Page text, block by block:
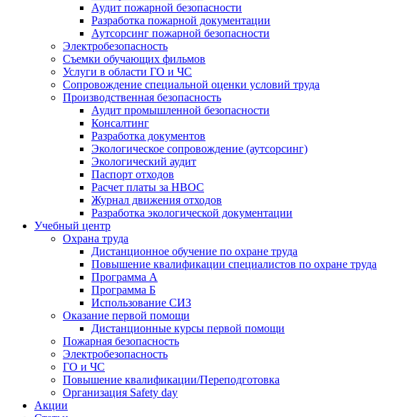
Аудит пожарной безопасности
Разработка пожарной документации
Аутсорсинг пожарной безопасности
Электробезопасность
Съемки обучающих фильмов
Услуги в области ГО и ЧС
Сопровождение специальной оценки условий труда
Производственная безопасность
Аудит промышленной безопасности
Консалтинг
Разработка документов
Экологическое сопровождение (аутсорсинг)
Экологический аудит
Паспорт отходов
Расчет платы за НВОС
Журнал движения отходов
Разработка экологической документации
Учебный центр
Охрана труда
Дистанционное обучение по охране труда
Повышение квалификации специалистов по охране труда
Программа А
Программа Б
Использование СИЗ
Оказание первой помощи
Дистанционные курсы первой помощи
Пожарная безопасность
Электробезопасность
ГО и ЧС
Повышение квалификации/Переподготовка
Организация Safety day
Акции